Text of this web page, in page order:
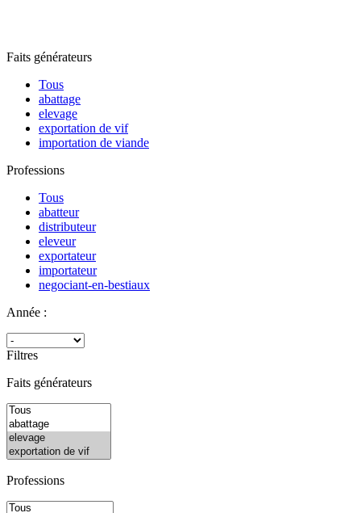
Faits générateurs
Tous
abattage
elevage
exportation de vif
importation de viande
Professions
Tous
abatteur
distributeur
eleveur
exportateur
importateur
negociant-en-bestiaux
Année :
Filtres
Faits générateurs
Professions